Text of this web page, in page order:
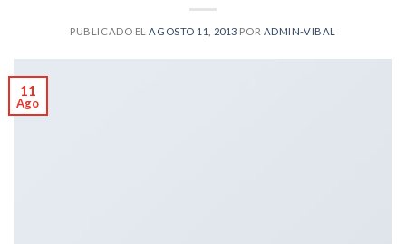
PUBLICADO ELAGOSTO 11, 2013 POR ADMIN-VIBAL
11
Ago